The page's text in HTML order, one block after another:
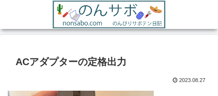
ACアダプターの定格出力
2023.08.27